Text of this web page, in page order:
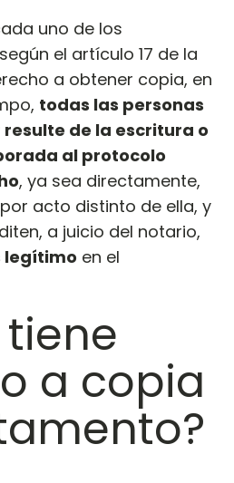
uno de los
el artículo 17 de la
a obtener copia, en
todas las personas
de la escritura o
al protocolo
, ya sea directamente,
acto distinto de ella, y
a juicio del notario,
legítimo en el
a copia